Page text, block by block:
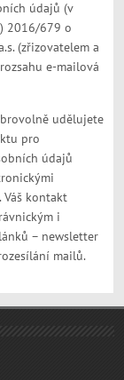
údajů (v
2016/679 o
(zřizovatelem a
e-mailová
udělujete
pro
údajů
kontakt
i
– newsletter
mailů.